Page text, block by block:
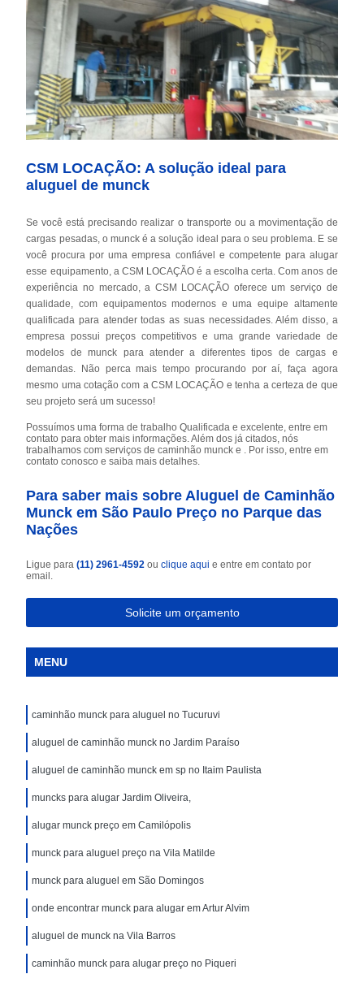
CSM LOCAÇÃO: A solução ideal para
aluguel de munck
Se você está precisando realizar o transporte ou a movimentação de
cargas pesadas, o munck é a solução ideal para o seu problema. E se
você procura por uma empresa confiável e competente para alugar
esse equipamento, a CSM LOCAÇÃO é a escolha certa. Com anos de
experiência no mercado, a CSM LOCAÇÃO oferece um serviço de
qualidade, com equipamentos modernos e uma equipe altamente
qualificada para atender todas as suas necessidades. Além disso, a
empresa possui preços competitivos e uma grande variedade de
modelos de munck para atender a diferentes tipos de cargas e
demandas. Não perca mais tempo procurando por aí, faça agora
mesmo uma cotação com a CSM LOCAÇÃO e tenha a certeza de que
seu projeto será um sucesso!
Possuímos uma forma de trabalho Qualificada e excelente, entre em
contato para obter mais informações. Além dos já citados, nós
trabalhamos com serviços de caminhão munck e . Por isso, entre em
contato conosco e saiba mais detalhes.
Para saber mais sobre Aluguel de Caminhão
Munck em São Paulo Preço no Parque das
Nações
Ligue para(11) 2961-4592ouclique aqui e entre em contato por
email.
Solicite um orçamento
MENU
caminhão munck para aluguel no Tucuruvi
aluguel de caminhão munck no Jardim Paraíso
aluguel de caminhão munck em sp no Itaim Paulista
muncks para alugar Jardim Oliveira,
alugar munck preço em Camilópolis
munck para aluguel preço na Vila Matilde
munck para aluguel em São Domingos
onde encontrar munck para alugar em Artur Alvim
aluguel de munck na Vila Barros
caminhão munck para alugar preço no Piqueri